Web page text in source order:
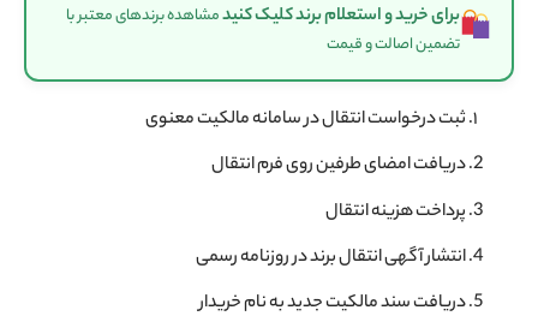
برای خرید و استعلام برند کلیک کنیدمشاهده برندهای معتبر با
تضمین اصالت و قیمت
ثبت درخواست انتقال در سامانه مالکیت معنوی
دریافت امضای طرفین روی فرم انتقال
پرداخت هزینه انتقال
انتشار آگهی انتقال برند در روزنامه رسمی
دریافت سند مالکیت جدید به نام خریدار